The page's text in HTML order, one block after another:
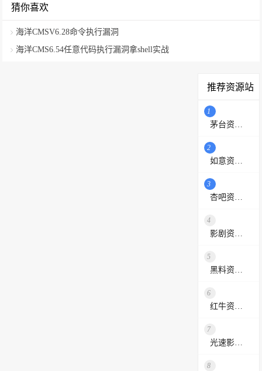
猜你喜欢
海洋CMSV6.28命令执行漏洞
海洋CMS6.54任意代码执行漏洞拿shell实战
推荐资源站
1
2
3
4
5
6
7
8